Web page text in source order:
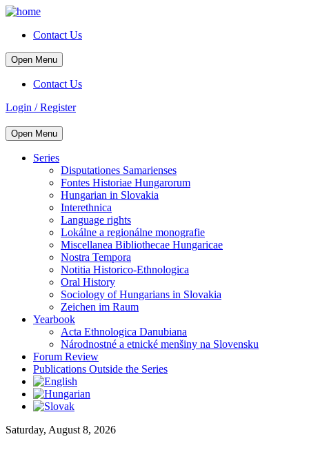
Contact Us
Open Menu
Contact Us
Login / Register
Open Menu
Series
Disputationes Samarienses
Fontes Historiae Hungarorum
Hungarian in Slovakia
Interethnica
Language rights
Lokálne a regionálne monografie
Miscellanea Bibliothecae Hungaricae
Nostra Tempora
Notitia Historico-Ethnologica
Oral History
Sociology of Hungarians in Slovakia
Zeichen im Raum
Yearbook
Acta Ethnologica Danubiana
Národnostné a etnické menšiny na Slovensku
Forum Review
Publications Outside the Series
Saturday, August 8, 2026